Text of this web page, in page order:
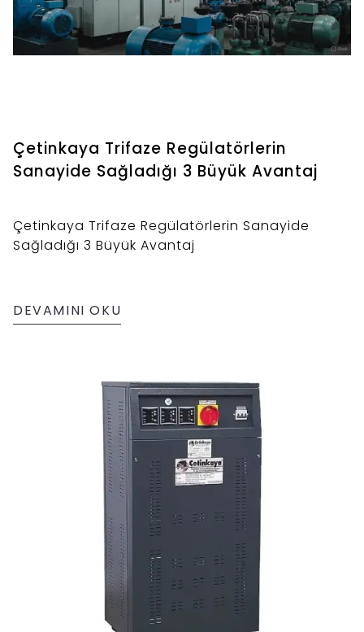
Çetinkaya Trifaze Regülatörlerin
Sanayide Sağladığı 3 Büyük Avantaj
Çetinkaya Trifaze Regülatörlerin Sanayide
Sağladığı 3 Büyük Avantaj
DEVAMINI OKU